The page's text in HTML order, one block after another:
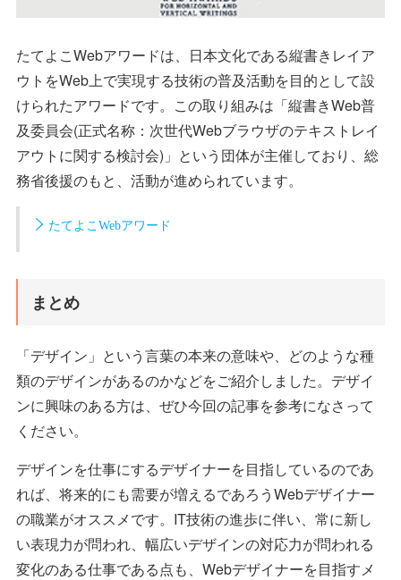
たてよこWebアワードは、日本文化である縦書きレイア
ウトをWeb上で実現する技術の普及活動を目的として設
けられたアワードです。この取り組みは「縦書きWeb普
及委員会(正式名称：次世代Webブラウザのテキストレイ
アウトに関する検討会)」という団体が主催しており、総
務省後援のもと、活動が進められています。
たてよこWebアワード
まとめ
「デザイン」という言葉の本来の意味や、どのような種
類のデザインがあるのかなどをご紹介しました。デザイ
ンに興味のある方は、ぜひ今回の記事を参考になさって
ください。
デザインを仕事にするデザイナーを目指しているのであ
れば、将来的にも需要が増えるであろうWebデザイナー
の職業がオススメです。IT技術の進歩に伴い、常に新し
い表現力が問われ、幅広いデザインの対応力が問われる
変化のある仕事である点も、Webデザイナーを目指すメ